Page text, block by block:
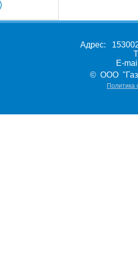
Адрес:
E-
© ООО
Политика